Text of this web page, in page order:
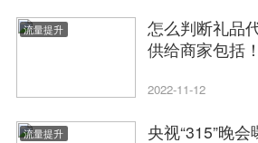
流量提升
怎么判断礼品
供给商家包括！
2022-11-12
流量提升
央视“315”晚